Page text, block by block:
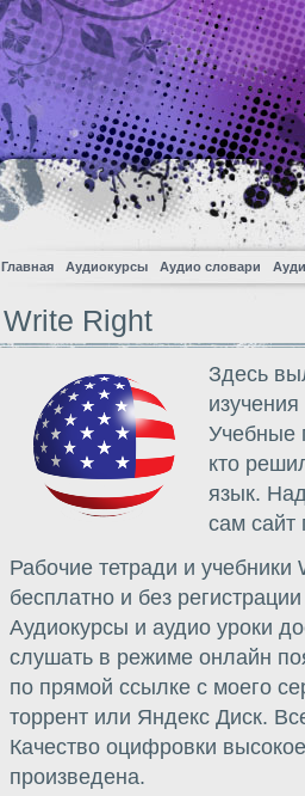
Главная Аудиокурсы Аудио словари
Write Right
Здесь
Учебные
кто
язык.
сам сайт
Рабочие тетради и
бесплатно и без
Аудиокурсы и аудио уроки
слушать в режиме онлайн
по прямой ссылке с моего
торрент или Яндекс Диск.
Качество оцифровки
произведена.